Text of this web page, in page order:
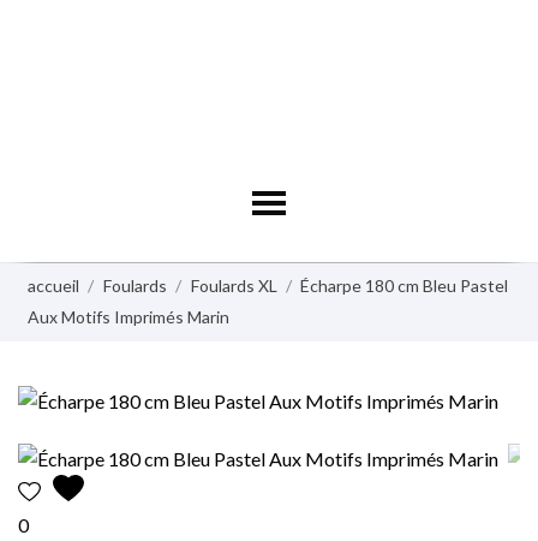
accueil Foulards Foulards XL
Écharpe 180 cm Bleu Pastel
Aux Motifs Imprimés Marin
0